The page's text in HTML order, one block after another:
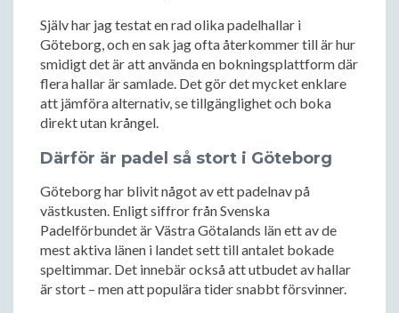
Själv har jag testat en rad olika padelhallar i
Göteborg, och en sak jag ofta återkommer till är hur
smidigt det är att använda en bokningsplattform där
flera hallar är samlade. Det gör det mycket enklare
att jämföra alternativ, se tillgänglighet och boka
direkt utan krångel.
Därför är padel så stort i Göteborg
Göteborg har blivit något av ett padelnav på
västkusten. Enligt siffror från Svenska
Padelförbundet är Västra Götalands län ett av de
mest aktiva länen i landet sett till antalet bokade
speltimmar. Det innebär också att utbudet av hallar
är stort – men att populära tider snabbt försvinner.